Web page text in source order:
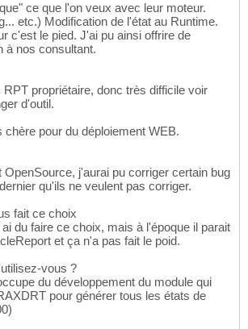
ce que l'on veux avec leur moteur.
etc.) Modification de l'état au Runtime.
c'est le pied. J'ai pu ainsi offrire de
à nos consultant.
propriétaire, donc très difficile voir
d'outil.
chère pour du déploiement WEB.
OpenSource, j'aurai pu corriger certain bug
qu'ils ne veulent pas corriger.
fait ce choix
du faire ce choix, mais à l'époque il parait
et ça n'a pas fait le poid.
vous ?
du développement du module qui
pour générer tous les états de